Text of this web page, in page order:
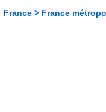
France > France